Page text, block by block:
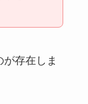
存在しま